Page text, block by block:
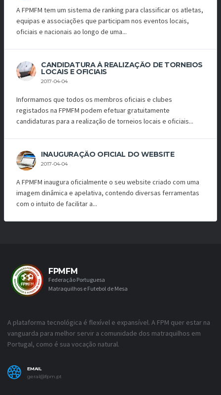
A FPMFM tem um sistema de ranking para classificar os atletas,
equipas e associações que participam nos eventos locais,
oficiais e nacionais ao longo de uma...
CANDIDATURA À REALIZAÇÃO DE TORNEIOS
LOCAIS E OFICIAIS
2017-04-04
Informamos que todos os membros oficiais e clubes
registados na FPMFM podem efetuar gratuitamente
candidaturas para a realização de torneios locais e oficiais...
INAUGURAÇÃO OFICIAL DO WEBSITE
2017-04-04
A FPMFM inaugura oficialmente o seu website criado com uma
imagem dinâmica e apelativa, contendo diversas ferramentas
com o intuito de facilitar a...
FPMFM
Federação Portuguesa
Matraquilhos e Futebol de Mesa
A plataforma tecnológica é flexível e expansível. A FPM quer estar na
vanguarda para melhor servir a comunidade dos matraquilhos em
Portugal, como é sua vocação natural.
EMAIL
geral@fpm.pt